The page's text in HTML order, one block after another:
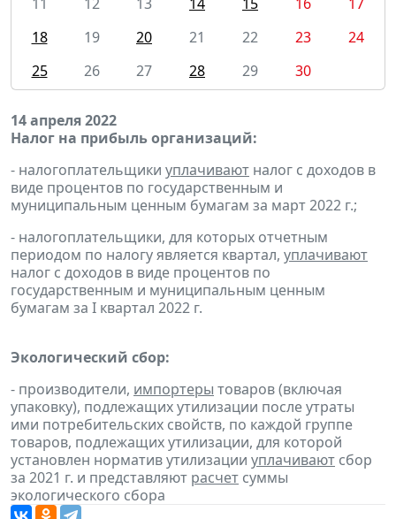
18
19 20 21 22 23
24
25
26 27 28 29 30
14 апреля 2022
Налог на прибыль организаций:
- налогоплательщики уплачивают налог с доходов в
виде процентов по государственным и
муниципальным ценным бумагам за март 2022 г.;
- налогоплательщики, для которых отчетным
периодом по налогу является квартал, уплачивают
налог с доходов в виде процентов по
государственным и муниципальным ценным
бумагам за I квартал 2022 г.
Экологический сбор:
- производители, импортеры товаров (включая
упаковку), подлежащих утилизации после утраты
ими потребительских свойств, по каждой группе
товаров, подлежащих утилизации, для которой
установлен норматив утилизации уплачивают сбор
за 2021 г. и представляют расчет суммы
экологического сбора